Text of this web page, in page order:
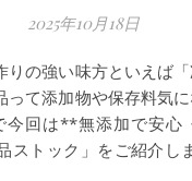
2025年10月18日
って添加物や保存料気
今回は**無添加で安心
ストック」をご紹介し